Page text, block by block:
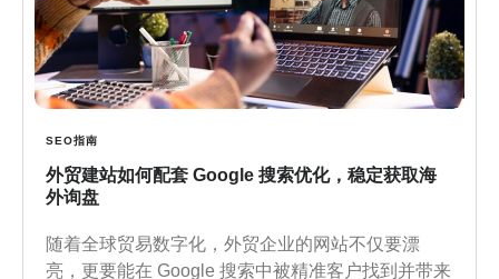
SEO指南
外贸建站如何配套 Google 搜索优化，稳定获取海
外询盘
随着全球贸易数字化，外贸企业的网站不仅要漂
亮，更要能在 Google 搜索中被精准客户找到并带来